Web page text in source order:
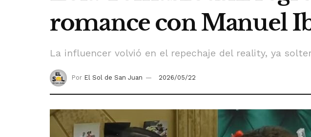
romance con Manuel
La influencer volvió en el repechaje del reality, ya
Por El Sol de San Juan 2026/05/22